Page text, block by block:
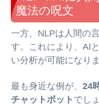
魔法の呪文
一方、NLPは人間の
す。これにより、AI
い分析が可能になりま
最も身近な例が、24
チャットボット でし